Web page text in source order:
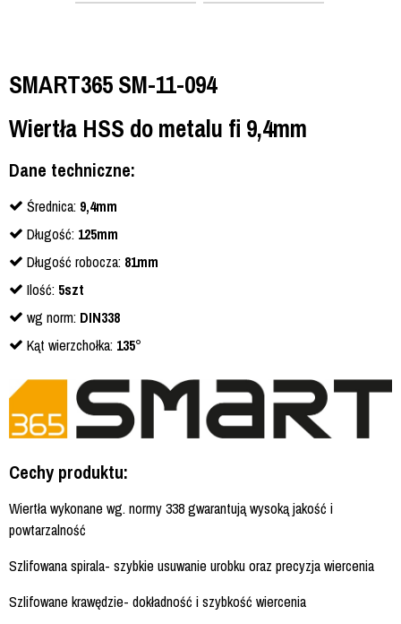
SMART365 SM-11-094
Wiertła HSS do metalu fi 9,4mm
Dane techniczne:
Średnica: 9,4mm
Długość: 125mm
Długość robocza: 81mm
Ilość: 5szt
wg norm: DIN338
Kąt wierzchołka: 135°
Cechy produktu:
Wiertła wykonane wg. normy 338 gwarantują wysoką jakość i
powtarzalność
Szlifowana spirala- szybkie usuwanie urobku oraz precyzja wiercenia
Szlifowane krawędzie- dokładność i szybkość wiercenia